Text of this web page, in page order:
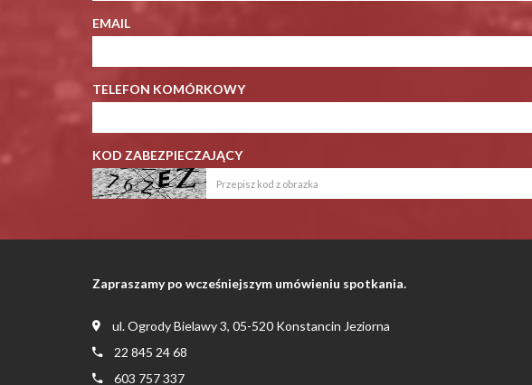
EMAIL
TELEFON KOMÓRKOWY
KOD ZABEZPIECZAJĄCY
Zapraszamy po wcześniejszym umówieniu spotkania.
ul. Ogrody Bielawy 3, 05-520 Konstancin Jeziorna
22 845 24 68
603 757 337